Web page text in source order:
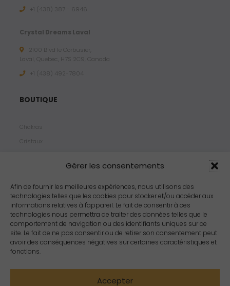
Gérer les consentements
Afin de fournir les meilleures expériences, nous utilisons des
technologies telles que les cookies pour stocker et/ou accéder aux
informations relatives à l'appareil. Le fait de consentir à ces
technologies nous permettra de traiter des données telles que le
comportement de navigation ou des identifiants uniques sur ce
site. Le fait de ne pas consentir ou de retirer son consentement peut
avoir des conséquences négatives sur certaines caractéristiques et
fonctions.
Accepter
+1 (438) 387 - 6946
Crystal Dreams Laval
2100 Blvd le Corbusier,
Laval, Quebec, H7S 2C9, Canada
+1 ‪(438) 492-7804‬
BOUTIQUE
Chakras
Cristaux
Propriétés
Arômes
Zodiacs